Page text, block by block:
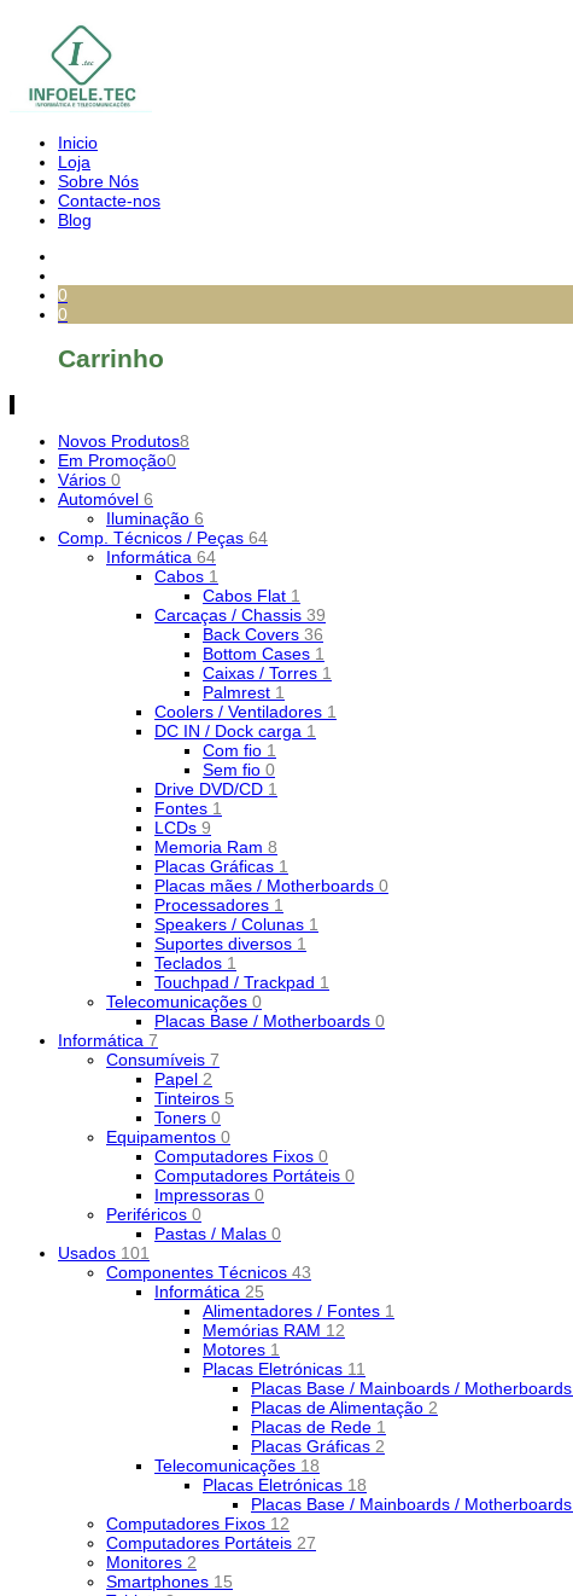
Inicio
Loja
Sobre Nós
Contacte-nos
Blog
0
0
Carrinho
Novos Produtos8
Em Promoção0
Vários 0
Automóvel 6
Iluminação 6
Comp. Técnicos / Peças 64
Informática 64
Cabos 1
Cabos Flat 1
Carcaças / Chassis 39
Back Covers 36
Bottom Cases 1
Caixas / Torres 1
Palmrest 1
Coolers / Ventiladores 1
DC IN / Dock carga 1
Com fio 1
Sem fio 0
Drive DVD/CD 1
Fontes 1
LCDs 9
Memoria Ram 8
Placas Gráficas 1
Placas mães / Motherboards 0
Processadores 1
Speakers / Colunas 1
Suportes diversos 1
Teclados 1
Touchpad / Trackpad 1
Telecomunicações 0
Placas Base / Motherboards 0
Informática 7
Consumíveis 7
Papel 2
Tinteiros 5
Toners 0
Equipamentos 0
Computadores Fixos 0
Computadores Portáteis 0
Impressoras 0
Periféricos 0
Pastas / Malas 0
Usados 101
Componentes Técnicos 43
Informática 25
Alimentadores / Fontes 1
Memórias RAM 12
Motores 1
Placas Eletrónicas 11
Placas Base / Mainboards / Motherboards
Placas de Alimentação 2
Placas de Rede 1
Placas Gráficas 2
Telecomunicações 18
Placas Eletrónicas 18
Placas Base / Mainboards / Motherboards
Computadores Fixos 12
Computadores Portáteis 27
Monitores 2
Smartphones 15